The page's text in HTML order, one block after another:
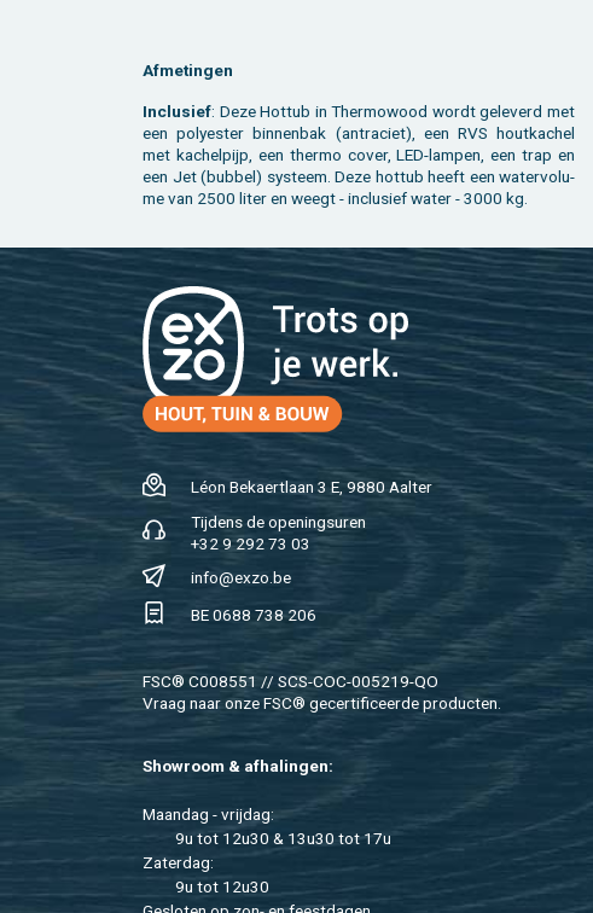
Af­me­tin­gen
In­clu­sief: Deze Hot­tub in Ther­mo­wood wordt ge­le­verd met
een po­ly­es­ter bin­nen­bak (an­tra­ciet), een RVS hout­ka­chel
met ka­chel­pijp, een ther­mo cover, LED-lam­pen, een trap en
een Jet (bub­bel) sys­teem. Deze hot­tub heeft een wa­ter­vo­lu­
me van 2500 liter en weegt - in­clu­sief water - 3000 kg.
Léon Be­kaert­laan 3 E, 9880 Aal­ter
Tij­dens de ope­nings­uren
+32 9 292 73 03
info@​exzo.​be
BE 0688 738 206
FSC® C008551 // SCS-COC-005219-QO
Vraag naar onze FSC® ge­cer­ti­fi­ceer­de pro­duc­ten.
Show­room & af­ha­lin­gen:
Maan­dag - vrij­dag:
9u tot 12u30 & 13u30 tot 17u
Za­ter­dag:
9u tot 12u30